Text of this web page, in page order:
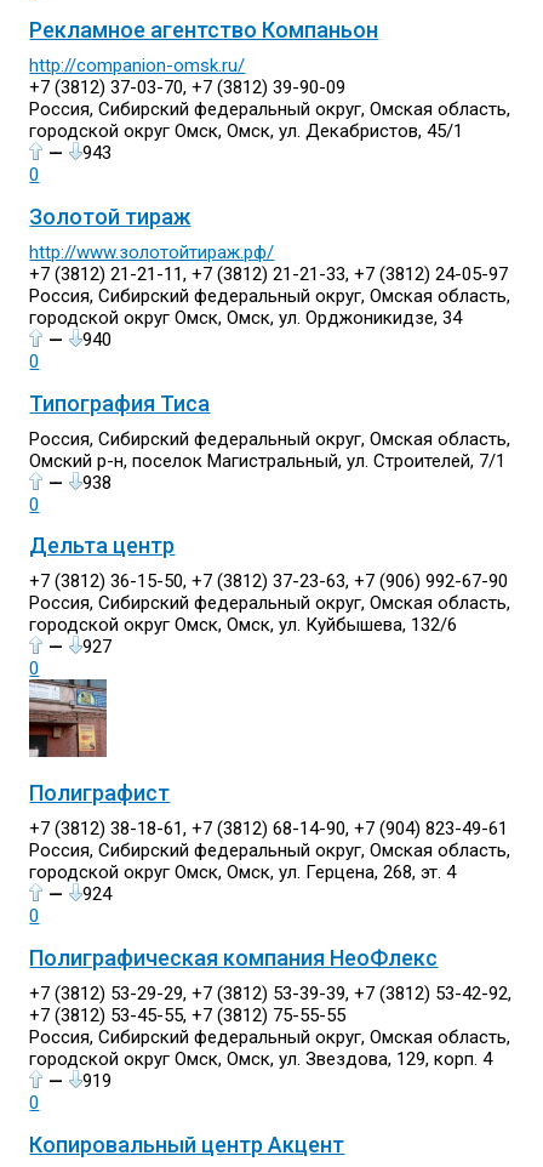
Рекламное агентство Компаньон
http://companion-omsk.ru/
+7 (3812) 37-03-70, +7 (3812) 39-90-09
Россия, Сибирский федеральный округ, Омская область,
городской округ Омск, Омск, ул. Декабристов, 45/1
—
943
0
Золотой тираж
http://www.золотойтираж.рф/
+7 (3812) 21-21-11, +7 (3812) 21-21-33, +7 (3812) 24-05-97
Россия, Сибирский федеральный округ, Омская область,
городской округ Омск, Омск, ул. Орджоникидзе, 34
—
940
0
Типография Тиса
Россия, Сибирский федеральный округ, Омская область,
Омский р-н, поселок Магистральный, ул. Строителей, 7/1
—
938
0
Дельта центр
+7 (3812) 36-15-50, +7 (3812) 37-23-63, +7 (906) 992-67-90
Россия, Сибирский федеральный округ, Омская область,
городской округ Омск, Омск, ул. Куйбышева, 132/6
—
927
0
Полиграфист
+7 (3812) 38-18-61, +7 (3812) 68-14-90, +7 (904) 823-49-61
Россия, Сибирский федеральный округ, Омская область,
городской округ Омск, Омск, ул. Герцена, 268, эт. 4
—
924
0
Полиграфическая компания НеоФлекс
+7 (3812) 53-29-29, +7 (3812) 53-39-39, +7 (3812) 53-42-92,
+7 (3812) 53-45-55, +7 (3812) 75-55-55
Россия, Сибирский федеральный округ, Омская область,
городской округ Омск, Омск, ул. Звездова, 129, корп. 4
—
919
0
Копировальный центр Акцент